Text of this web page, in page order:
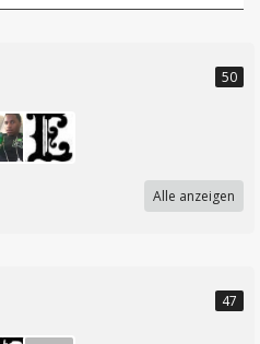
50
Alle anzeigen
47